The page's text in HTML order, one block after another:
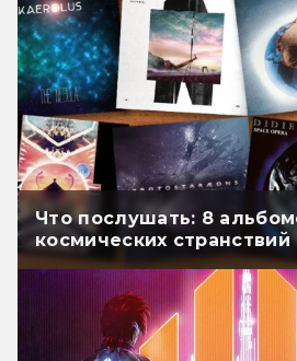
Что послушать: 8
космических странствий